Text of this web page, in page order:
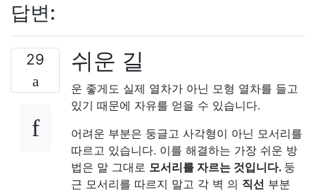
답변:
29 쉬운 길
운 좋게도 실제 열차가 아닌 모형 열차를 들고
있기 때문에 자유를 얻을 수 있습니다.
어려운 부분은 둥글고 사각형이 아닌 모서리를
따르고 있습니다. 이를 해결하는 가장 쉬운 방
법은 말 그대로 모서리를 자르는 것입니다. 둥
근 모서리를 따르지 말고 각 벽 의 직선 부분